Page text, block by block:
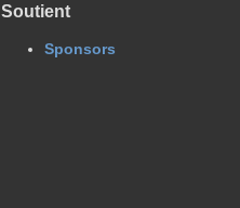
Soutient
Sponsors